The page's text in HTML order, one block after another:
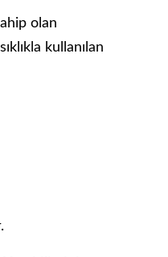
olan
kullanılan